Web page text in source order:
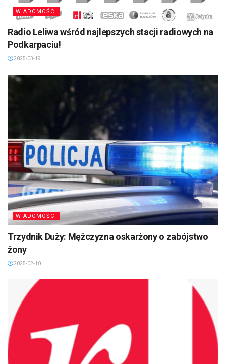
WIADOMOŚCI
Radio Leliwa wśród najlepszych stacji radiowych na
Podkarpaciu!
2025-03-19
WIADOMOŚCI
Trzydnik Duży: Mężczyzna oskarżony o zabójstwo
żony
2025-02-10